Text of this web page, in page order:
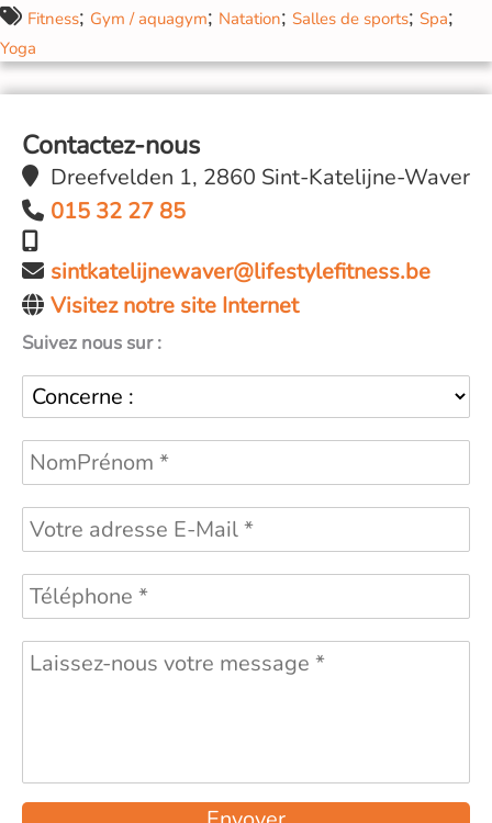
Fitness; Gym / aquagym; Natation; Salles de sports; Spa;
Yoga
Contactez-nous
Dreefvelden 1, 2860 Sint-Katelijne-Waver
015 32 27 85
sintkatelijnewaver@lifestylefitness.be
Visitez notre site Internet
Suivez nous sur :